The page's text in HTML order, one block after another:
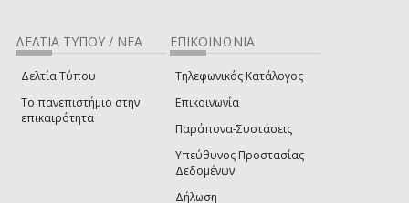
ΔΕΛΤΙΑ ΤΥΠΟΥ / ΝΕΑ
Δελτία Τύπου
Το πανεπιστήμιο στην
επικαιρότητα
ΕΠΙΚΟΙΝΩΝΙΑ
Τηλεφωνικός Κατάλογος
Επικοινωνία
Παράπονα-Συστάσεις
Υπεύθυνος Προστασίας
Δεδομένων
Δήλωση